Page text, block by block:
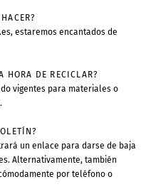
, estaremos encantados de
HORA DE RECICLAR?
vigentes para materiales o
un enlace para darse de baja
Alternativamente, también
por teléfono o